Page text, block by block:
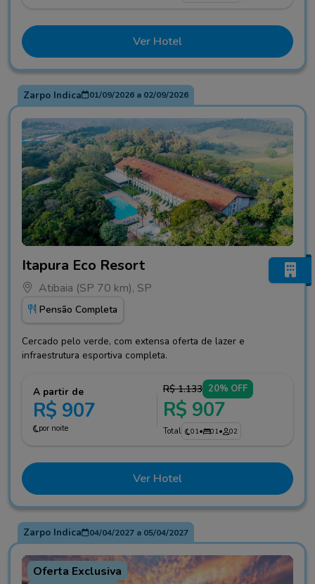
Ver Hotel
Zarpo Indica 01/09/2026a 02/09/2026
Itapura Eco Resort
Atibaia (SP 70 km), SP
Pensão Completa
Cercado pelo verde, com extensa oferta de lazer e
infraestrutura esportiva completa.
A partir de
R$ 907
por noite
R$ 1.133 20% OFF
R$ 907
Total 01• 01• 02
Ver Hotel
Zarpo Indica 04/04/2027a 05/04/2027
Oferta Exclusiva